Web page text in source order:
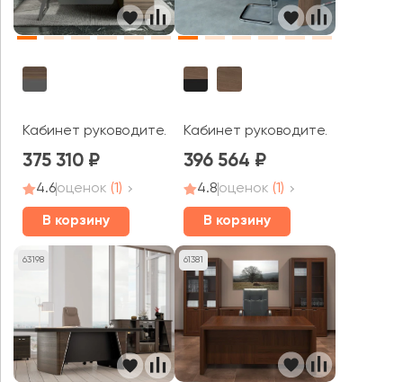
Кабинет руководителя Кварц / Quartz
375 310
4.6оценок (1)
В корзину
Кабинет руководителя Апекс
396 564
4.8оценок (1)
В корзину
63198 61381